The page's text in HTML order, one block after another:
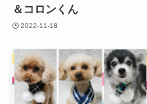
＆コロンくん
2022-11-18